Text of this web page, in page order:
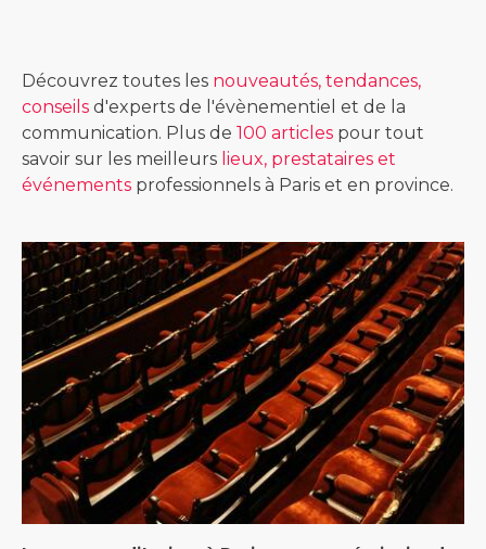
Découvrez toutes les nouveautés, tendances,
conseils d'experts de l'évènementiel et de la
communication. Plus de 100 articles pour tout
savoir sur les meilleurs lieux, prestataires et
événements professionnels à Paris et en province.